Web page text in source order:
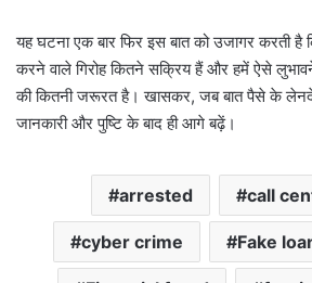
यह घटना एक बार फिर इस बात को उजागर करती है
करने वाले गिरोह कितने सक्रिय हैं और हमें ऐसे
की कितनी जरूरत है। खासकर, जब बात पैसे के लेनदेन
जानकारी और पुष्टि के बाद ही आगे बढ़ें।
arrested call
cyber crime Fake